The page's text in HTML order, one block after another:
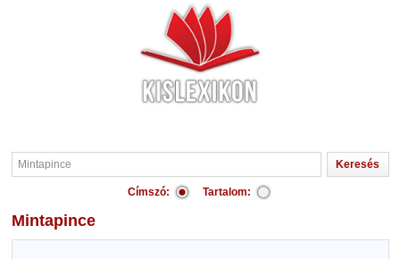
Címszó: Tartalom:
Mintapince